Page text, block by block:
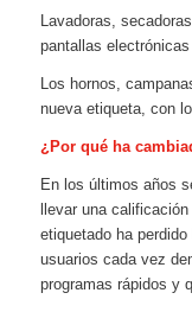
Lavadoras,
pantallas
Los hornos,
nueva etiqueta, con
¿Por qué ha
En los últimos años
llevar una
etiquetado ha
usuarios cada vez
programas rápidos y